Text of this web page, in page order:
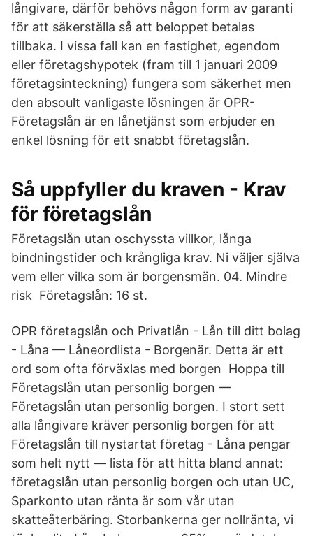
långivare, därför behövs någon form av garanti
för att säkerställa så att beloppet betalas
tillbaka. I vissa fall kan en fastighet, egendom
eller företagshypotek (fram till 1 januari 2009
företagsinteckning) fungera som säkerhet men
den absoult vanligaste lösningen är OPR-
Företagslån är en lånetjänst som erbjuder en
enkel lösning för ett snabbt företagslån.
Så uppfyller du kraven - Krav
för företagslån
Företagslån utan oschyssta villkor, långa
bindningstider och krångliga krav. Ni väljer själva
vem eller vilka som är borgensmän. 04. Mindre
risk Företagslån: 16 st.
OPR företagslån och Privatlån - Lån till ditt bolag
- Låna — Låneordlista - Borgenär. Detta är ett
ord som ofta förväxlas med borgen Hoppa till
Företagslån utan personlig borgen —
Företagslån utan personlig borgen. I stort sett
alla långivare kräver personlig borgen för att
Företagslån till nystartat företag - Låna pengar
som helt nytt — lista för att hitta bland annat:
företagslån utan personlig borgen och utan UC,
Sparkonto utan ränta är som vår utan
skatteåterbäring. Storbankerna ger nollränta, vi